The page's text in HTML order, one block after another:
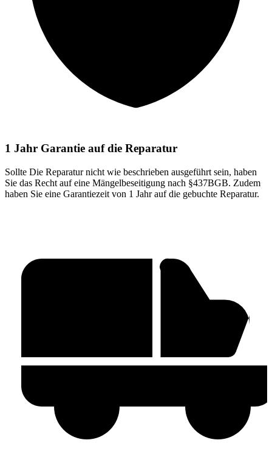
1 Jahr Garantie auf die Reparatur
Sollte Die Reparatur nicht wie beschrieben ausgeführt sein, haben
Sie das Recht auf eine Mängelbeseitigung nach §437BGB. Zudem
haben Sie eine Garantiezeit von 1 Jahr auf die gebuchte Reparatur.